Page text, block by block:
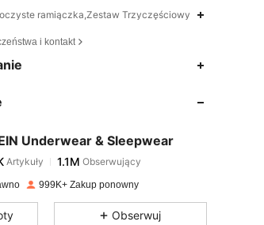
ramiączka,Zestaw Trzyczęściowy
i kontakt
Underwear & Sleepwear
Artykuły 1.1M Obserwujący
1 dzień temu
999K+ Zakup ponowny
Obserwuj